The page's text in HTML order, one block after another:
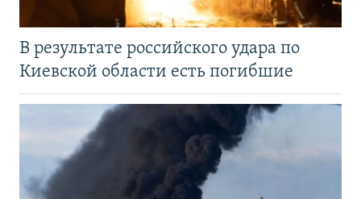
В результате российского удара по
Киевской области есть погибшие